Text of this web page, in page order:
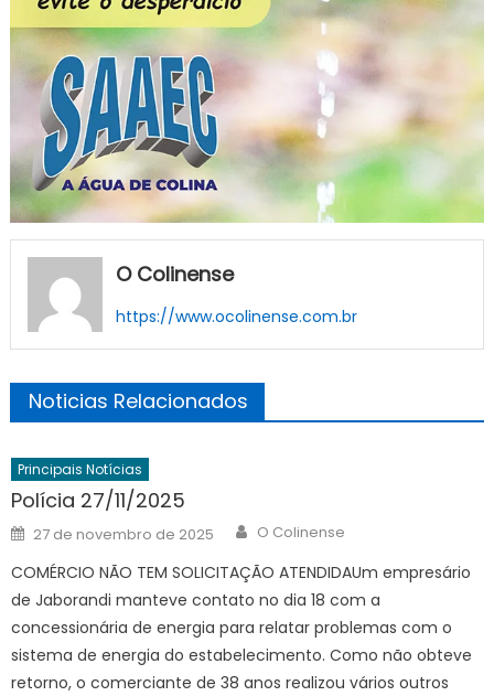
O Colinense
https://www.ocolinense.com.br
Noticias Relacionados
Principais Notícias
Polícia 27/11/2025
Posted
on
27 de novembro de 2025 Author
O Colinense
COMÉRCIO NÃO TEM SOLICITAÇÃO ATENDIDAUm empresário
de Jaborandi manteve contato no dia 18 com a
concessionária de energia para relatar problemas com o
sistema de energia do estabelecimento. Como não obteve
retorno, o comerciante de 38 anos realizou vários outros